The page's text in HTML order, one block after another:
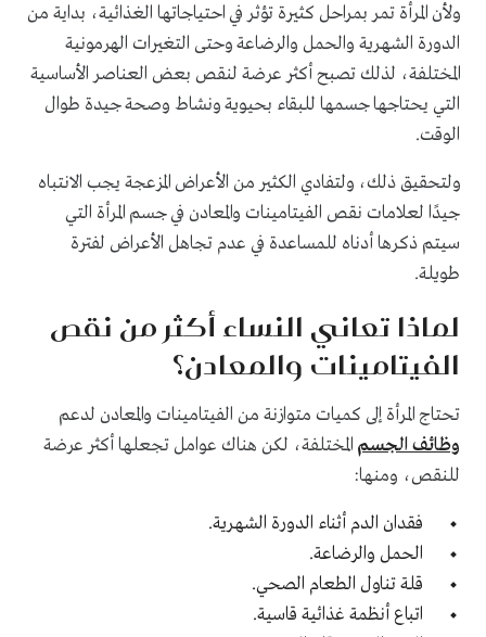
ولأن المرأة تمر بمراحل كثيرة تؤثر في احتياجاتها الغذائية، بداية من
الدورة الشهرية والحمل والرضاعة وحتى التغيرات الهرمونية
المختلفة، لذلك تصبح أكثر عرضة لنقص بعض العناصر الأساسية
التي يحتاجها جسمها للبقاء بحيوية ونشاط وصحة جيدة طوال
الوقت.
ولتحقيق ذلك، ولتفادي الكثير من الأعراض المزعجة يجب الانتباه
جيدًا لعلامات نقص الفيتامينات والمعادن في جسم المرأة التي
سيتم ذكرها أدناه للمساعدة في عدم تجاهل الأعراض لفترة
طويلة.
لماذا تعاني النساء أكثر من نقص
الفيتامينات والمعادن؟
تحتاج المرأة إلى كميات متوازنة من الفيتامينات والمعادن لدعم
وظائف الجسم المختلفة، لكن هناك عوامل تجعلها أكثر عرضة
للنقص، ومنها:
فقدان الدم أثناء الدورة الشهرية.
الحمل والرضاعة.
قلة تناول الطعام الصحي.
اتباع أنظمة غذائية قاسية.